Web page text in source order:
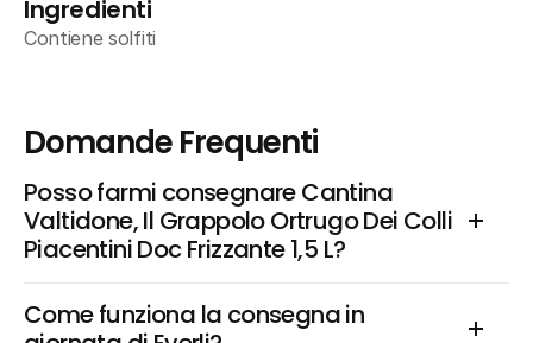
Ingredienti
Contiene solfiti
Domande Frequenti
Posso farmi consegnare Cantina
Valtidone, Il Grappolo Ortrugo Dei Colli
Piacentini Doc Frizzante 1,5 L?
Come funziona la consegna in